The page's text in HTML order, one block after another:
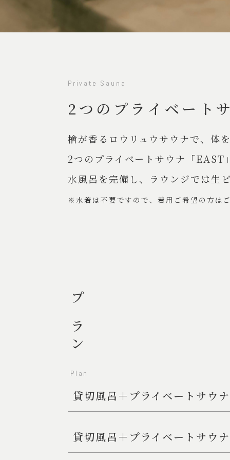
Private Sauna
2つのプライベート
檜が香るロウリュウサウナで、体
2つのプライベートサウナ「
水風呂を完備し、ラウンジでは生
※水着は不要ですので、着用ご希望の方は
プラン
Plan
貸切風呂＋プライベートサウ
貸切風呂＋プライベートサウ